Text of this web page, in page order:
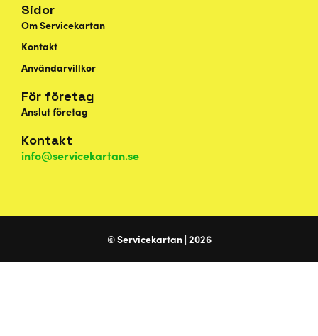
Sidor
Om Servicekartan
Kontakt
Användarvillkor
För företag
Anslut företag
Kontakt
info@servicekartan.se
© Servicekartan | 2026